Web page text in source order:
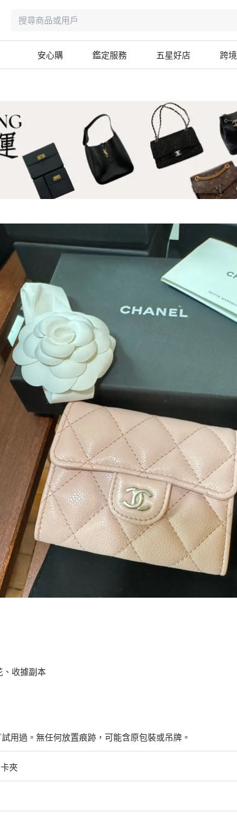
安心購 鑑定服務 五星好店 跨
金扣 荔枝皮 大款雙層 卡夾
、收據副本
用過。無任何放置痕跡，可能含原包裝或吊牌。
訊
卡夾
夾推薦